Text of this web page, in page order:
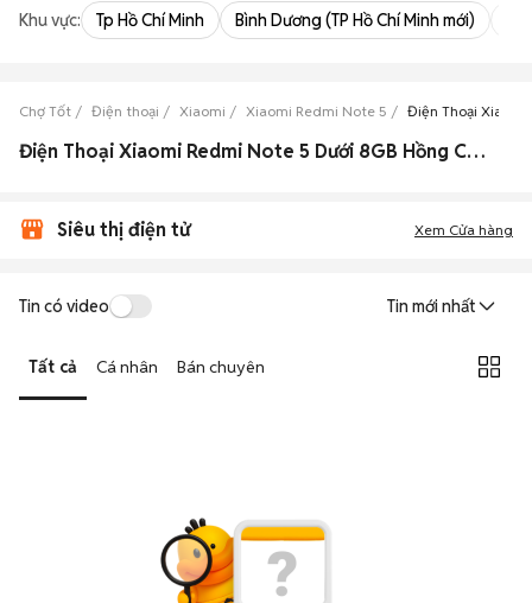
Khu vực: Tp Hồ Chí Minh Bình Dương (TP Hồ Chí Minh mới)
Chợ Tốt Điện thoại Xiaomi Xiaomi Redmi Note 5 Điện Thoại Xiaomi
Điện Thoại Xiaomi Redmi Note 5 Dưới 8GB Hồng Cũ & Mới Giá Siêu Rẻ
Siêu thị điện tử Xem Cửa hàng
Tin có video Tin mới nhất
Tất cả Cá nhân Bán chuyên